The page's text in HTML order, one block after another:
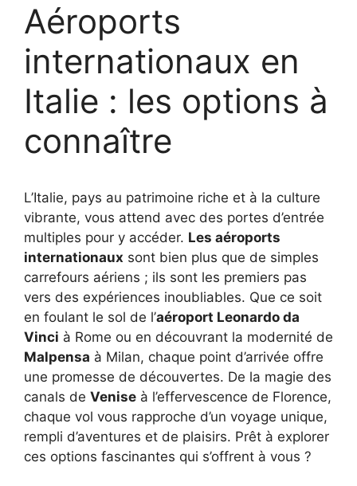
Aéroports
internationaux en
Italie : les options à
connaître
L’Italie, pays au patrimoine riche et à la culture
vibrante, vous attend avec des portes d’entrée
multiples pour y accéder. Les aéroports
internationaux sont bien plus que de simples
carrefours aériens ; ils sont les premiers pas
vers des expériences inoubliables. Que ce soit
en foulant le sol de l’aéroport Leonardo da
Vinci à Rome ou en découvrant la modernité de
Malpensa à Milan, chaque point d’arrivée offre
une promesse de découvertes. De la magie des
canals de Venise à l’effervescence de Florence,
chaque vol vous rapproche d’un voyage unique,
rempli d’aventures et de plaisirs. Prêt à explorer
ces options fascinantes qui s’offrent à vous ?